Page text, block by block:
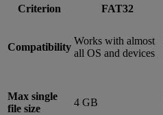
Criterion FAT32
Compatibility
Works with almost
all OS and devices
Max single
file size
4 GB